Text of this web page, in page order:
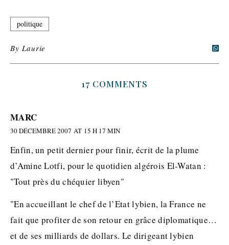
politique
ByLaurie
17 COMMENTS
MARC
30 DÉCEMBRE 2007 AT 15 H 17 MIN
Enfin, un petit dernier pour finir, écrit de la plume
d’Amine Lotfi, pour le quotidien algérois El-Watan :
"Tout près du chéquier libyen"
"En accueillant le chef de l’Etat lybien, la France ne
fait que profiter de son retour en grâce diplomatique…
et de ses milliards de dollars. Le dirigeant lybien